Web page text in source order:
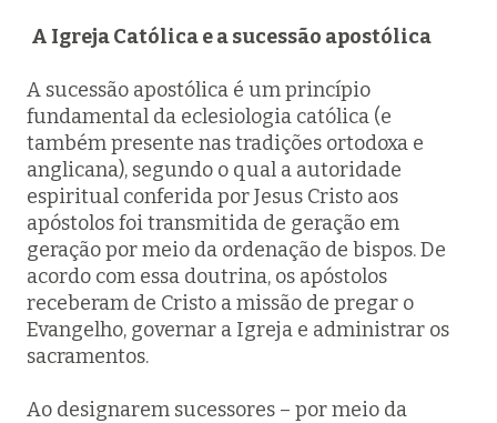
A Igreja Católica e a sucessão apostólica
A sucessão apostólica é um princípio
fundamental da eclesiologia católica (e
também presente nas tradições ortodoxa e
anglicana), segundo o qual a autoridade
espiritual conferida por Jesus Cristo aos
apóstolos foi transmitida de geração em
geração por meio da ordenação de bispos. De
acordo com essa doutrina, os apóstolos
receberam de Cristo a missão de pregar o
Evangelho, governar a Igreja e administrar os
sacramentos.
Ao designarem sucessores – por meio da